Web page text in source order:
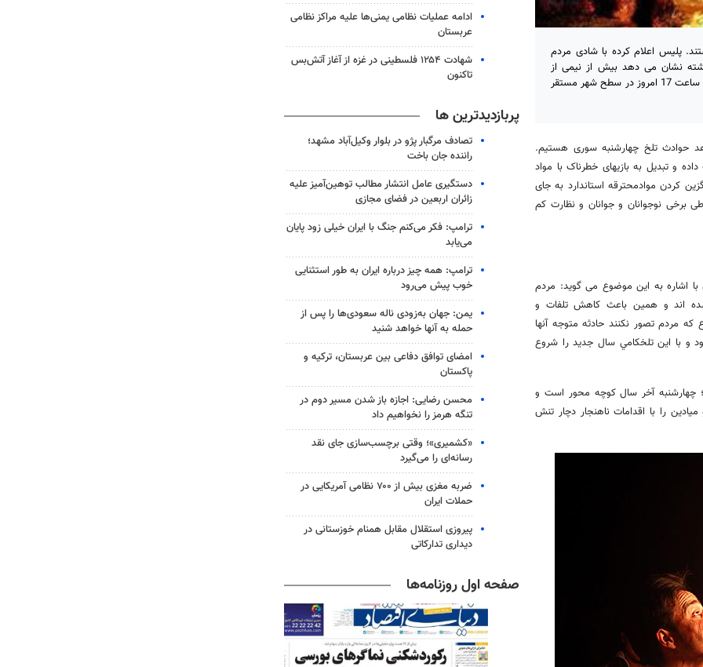
پلیس اعلام کرده با شادی مردم
نشان می دهد بیش از نیمی از
قربانیان از ناحیه دست و چشم دچار آسیب دیدگی می شوند. آتش نشانان از ساعت 17 امروز در سطح شهر مستقر
حوادث تلخ چهارشنبه سوری هستیم.
و تبدیل به بازیهای خطرناک با مواد
کردن موادمحترقه استاندارد به جای
برخی نوجوانان و جوانان و نظارت کم
اشاره به این موضوع می گوید: مردم
اند و همين باعث کاهش تلفات و
مردم تصور نکنند حادثه متوجه آنها
و با اين تلخکامي سال جديد را شروع
چهارشنبه آخر سال کوچه محور است و
را با اقدامات ناهنجار دچار تنش
ادامه عملیات نظامی یمنی‌ها علیه مراکز نظامی
عربستان
شهادت ۱۲۵۴ فلسطینی در غزه از آغاز آتش‌بس
تاکنون
پربازدیدترین ها
تصادف مرگبار پژو در بلوار وکیل‌آباد مشهد؛
راننده جان باخت
دستگیری عامل انتشار مطالب توهین‌آمیز علیه
زائران اربعین در فضای مجازی
ترامپ: فکر می‌کنم جنگ با ایران خیلی زود پایان
می‌یابد
ترامپ: همه چیز درباره ایران به طور استثنایی
خوب پیش می‌رود
یمن: جهان به‌زودی ناله سعودی‌ها را پس از
حمله به آنها خواهد شنید
امضای توافق دفاعی بین عربستان، ترکیه و
پاکستان
محسن رضایی: اجازه باز شدن مسیر دوم در
تنگه هرمز را نخواهیم داد
«کشمیری»؛ وقتی برچسب‌سازی جای نقد
رسانه‌ای را می‌گیرد
ضربه مغزی بیش از ۷۰۰ نظامی آمریکایی در
حملات ایران
پیروزی استقلال مقابل همنام خوزستانی در
دیداری تدارکاتی
صفحه اول روزنامه‌ها